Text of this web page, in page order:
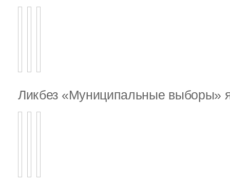
Ликбез «Муниципальные выборы»